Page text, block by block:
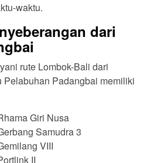
waktu.
dari
rute Lombok-Bali dari
Padangbai memiliki
Giri Nusa
Samudra 3
VIII
II